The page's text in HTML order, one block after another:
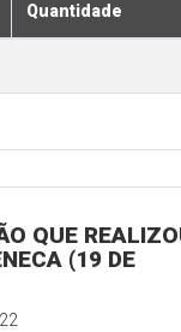
Quantidade
QUE
(19 DE